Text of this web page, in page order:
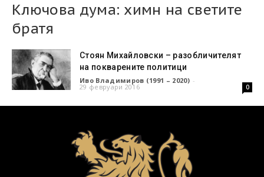
Ключова дума: химн на светите
братя
Стоян Михайловски – разобличителят
на покварените политици
Иво Владимиров (1991 – 2020) -
29 февруари 2016 0